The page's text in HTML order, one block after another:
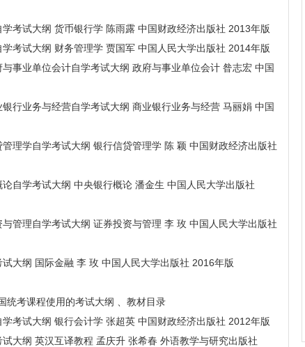
考试大纲 货币银行学 陈雨露 中国财政经济出版社 2013年版
考试大纲 财务管理学 贾国军 中国人民大学出版社 2014年版
事业单位会计自学考试大纲 政府与事业单位会计 昝志宏 中国
行业务与经营自学考试大纲 商业银行业务与经营 马丽娟 中国
理学自学考试大纲 银行信贷管理学 陈 颖 中国财政经济出版社
自学考试大纲 中央银行概论 潘金生 中国人民大学出版社
管理自学考试大纲 证券投资与管理 李 玫 中国人民大学出版社
大纲 国际金融 李 玫 中国人民大学出版社 2016年版
统考课程使用的考试大纲 、教材目录
考试大纲 银行会计学 张超英 中国财政经济出版社 2012年版
大纲 英汉互译教程 孟庆升 张希春 外语教学与研究出版社